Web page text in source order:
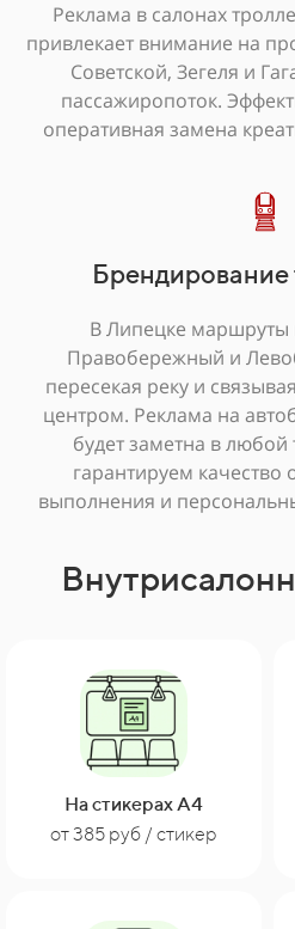
Реклама в салонах
привлекает внимание на
Советской, Зегеля и
пассажиропоток.
оперативная замена
Брендирование
В Липецке маршруты
Правобережный и
пересекая реку и
центром. Реклама на
будет заметна в
гарантируем качество
выполнения и
На стикерах А4
от 385 руб / стикер